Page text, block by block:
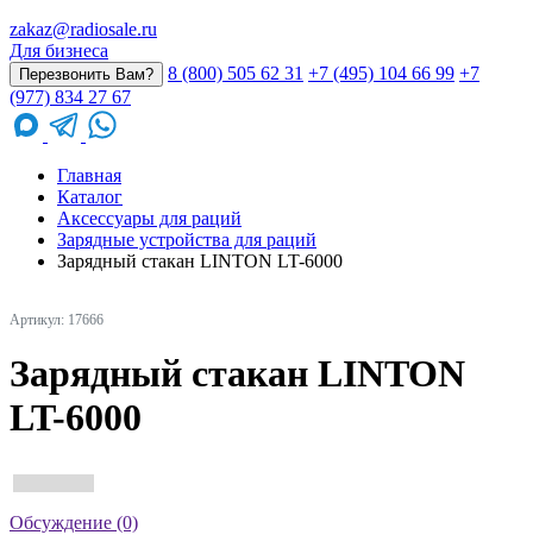
zakaz@radiosale.ru
Для бизнеса
Перезвонить Вам? 8 (800) 505 62 31 +7 (495) 104 66 99 +7
(977) 834 27 67
Главная
Каталог
Аксессуары для раций
Зарядные устройства для раций
Зарядный стакан LINTON LT-6000
Артикул: 17666
Зарядный стакан LINTON
LT-6000
Обсуждение (0)